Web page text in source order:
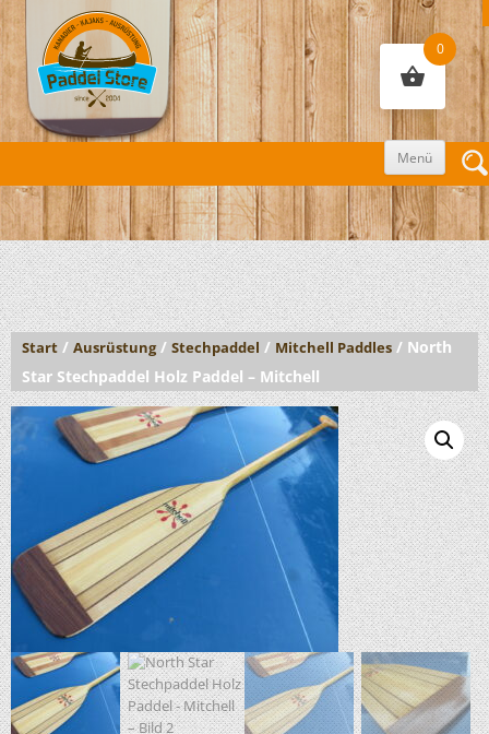
Menü
Zum
Inhalt
Start / Ausrüstung/ Stechpaddel / Mitchell Paddles / North
Star Stechpaddel Holz Paddel – Mitchell
0